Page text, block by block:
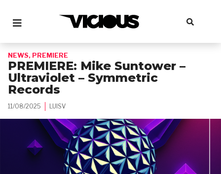
NEWS, PREMIERE
PREMIERE: Mike Suntower –
Ultraviolet – Symmetric
Records
11/08/2025 LUISV